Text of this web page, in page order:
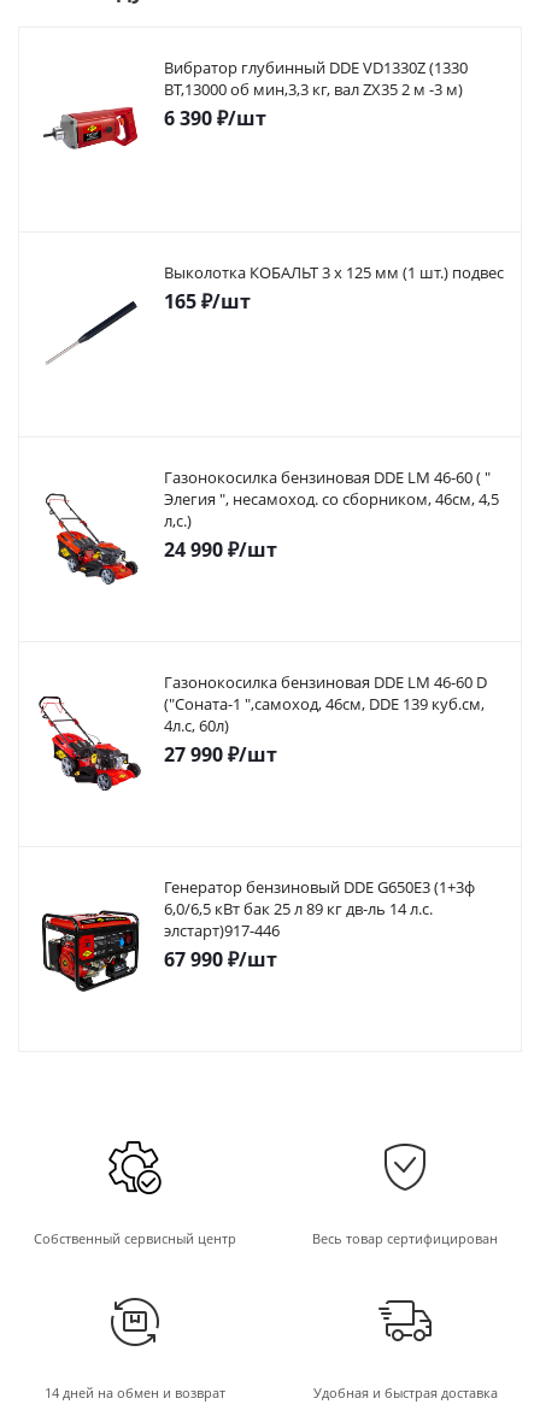
Вибратор глубинный DDE VD1330Z (1330
ВТ,13000 об мин,3,3 кг, вал ZX35 2 м -3 м)
6 390₽/шт
Выколотка КОБАЛЬТ 3 х 125 мм (1 шт.) подвес
165₽/шт
Газонокосилка бензиновая DDE LM 46-60 ( "
Элегия ", несамоход. со сборником, 46см, 4,5
л,с.)
24 990₽/шт
Газонокосилка бензиновая DDE LM 46-60 D
("Соната-1 ",самоход, 46cм, DDE 139 куб.см,
4л.с, 60л)
27 990₽/шт
Генератор бензиновый DDE G650E3 (1+3ф
6,0/6,5 кВт бак 25 л 89 кг дв-ль 14 л.с.
элстарт)917-446
67 990₽/шт
Собственный сервисный центр Весь товар сертифицирован
14 дней на обмен и возврат Удобная и быстрая доставка